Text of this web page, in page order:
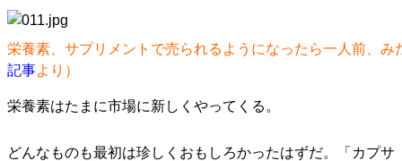
栄養素、サプリメントで売られるようになったら一人前、み
記事より）
栄養素はたまに市場に新しくやってくる。
どんなものも最初は珍しくおもしろかったはずだ。「カプサ